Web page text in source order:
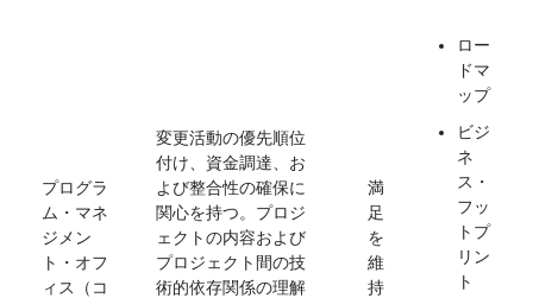
プログラ
ム・マネ
ジメン
ト・オフ
ィス（コ
変更活動の優先順位
付け、資金調達、お
よび整合性の確保に
関心を持つ。プロジ
ェクトの内容および
プロジェクト間の技
術的依存関係の理解
満
足
を
維
持
ロー
ドマ
ップ
ビジ
ネ
ス・
フッ
トプ
リン
ト